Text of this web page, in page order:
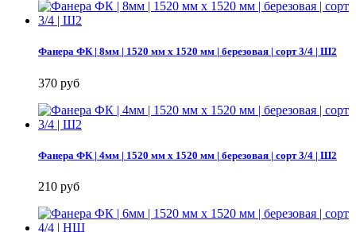
Фанера ФК | 8мм | 1520 мм х 1520 мм | березовая | сорт 3/4 | Ш2
370 руб
Фанера ФК | 4мм | 1520 мм х 1520 мм | березовая | сорт 3/4 | Ш2
210 руб